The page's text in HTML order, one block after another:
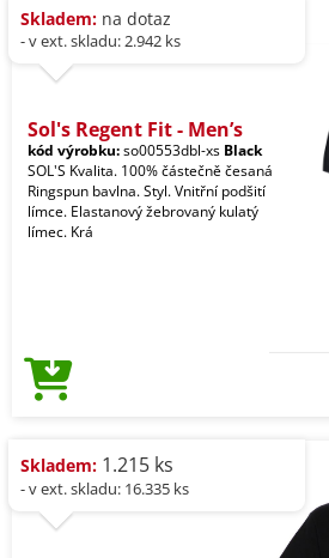
Skladem: na dotaz
- v ext. skladu: 2.942 ks
Sol's Regent Fit - Men’s
kód výrobku:so00553dbl-xs Black
SOL'S Kvalita. 100% částečně česaná
Ringspun bavlna. Styl. Vnitřní podšití
límce. Elastanový žebrovaný kulatý
límec. Krá
Skladem: 1.215 ks
- v ext. skladu: 16.335 ks